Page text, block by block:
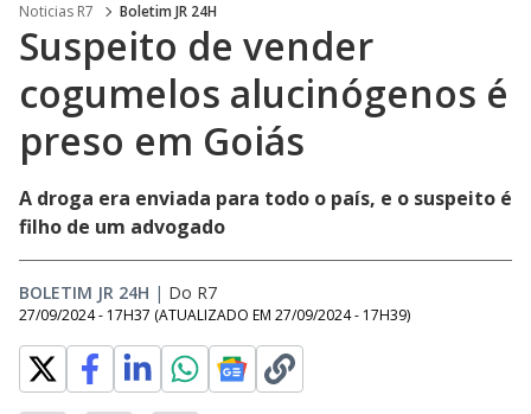
Noticias R7 Boletim JR 24H
Suspeito de vender
cogumelos alucinógenos é
preso em Goiás
A droga era enviada para todo o país, e o suspeito é
filho de um advogado
BOLETIM JR 24H | Do R7
27/09/2024 - 17H37 (ATUALIZADO EM 27/09/2024 - 17H39)